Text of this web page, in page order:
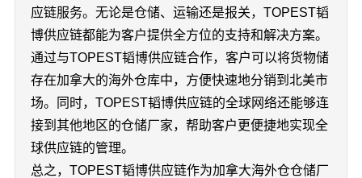
应链服务。无论是仓储、运输还是报关，TOPEST韬
博供应链都能为客户提供全方位的支持和解决方案。
通过与TOPEST韬博供应链合作，客户可以将货物储
存在加拿大的海外仓库中，方便快速地分销到北美市
场。同时，TOPEST韬博供应链的全球网络还能够连
接到其他地区的仓储厂家，帮助客户更便捷地实现全
球供应链的管理。
总之，TOPEST韬博供应链作为加拿大海外仓仓储厂